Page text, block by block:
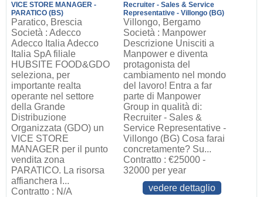
VICE STORE MANAGER -
PARATICO (BS)
Paratico, Brescia
Società : Adecco
Adecco Italia Adecco
Italia SpA filiale
HUBSITE FOOD&GDO
seleziona, per
importante realta
operante nel settore
della Grande
Distribuzione
Organizzata (GDO) un
VICE STORE
MANAGER per il punto
vendita zona
PARATICO. La risorsa
affianchera l...
Contratto : N/A
Recruiter - Sales & Service
Representative - Villongo (BG)
Villongo, Bergamo
Società : Manpower
Descrizione Unisciti a
Manpower e diventa
protagonista del
cambiamento nel mondo
del lavoro! Entra a far
parte di Manpower
Group in qualità di:
Recruiter - Sales &
Service Representative -
Villongo (BG) Cosa farai
concretamente? Su...
Contratto : €25000 -
32000 per year
vedere dettaglio